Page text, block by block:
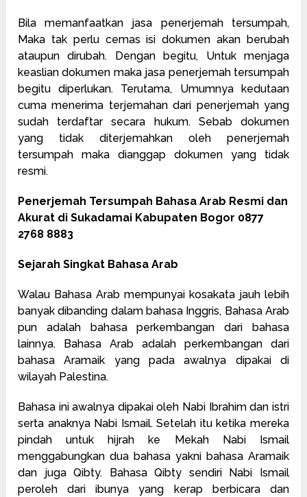
Bila memanfaatkan jasa penerjemah tersumpah,
Maka tak perlu cemas isi dokumen akan berubah
ataupun dirubah. Dengan begitu, Untuk menjaga
keaslian dokumen maka jasa penerjemah tersumpah
begitu diperlukan. Terutama, Umumnya kedutaan
cuma menerima terjemahan dari penerjemah yang
sudah terdaftar secara hukum. Sebab dokumen
yang tidak diterjemahkan oleh penerjemah
tersumpah maka dianggap dokumen yang tidak
resmi.
Penerjemah Tersumpah Bahasa Arab Resmi dan
Akurat di Sukadamai Kabupaten Bogor 0877
2768 8883
Sejarah Singkat Bahasa Arab
Walau Bahasa Arab mempunyai kosakata jauh lebih
banyak dibanding dalam bahasa Inggris, Bahasa Arab
pun adalah bahasa perkembangan dari bahasa
lainnya. Bahasa Arab adalah perkembangan dari
bahasa Aramaik yang pada awalnya dipakai di
wilayah Palestina.
Bahasa ini awalnya dipakai oleh Nabi Ibrahim dan istri
serta anaknya Nabi Ismail. Setelah itu ketika mereka
pindah untuk hijrah ke Mekah Nabi Ismail
menggabungkan dua bahasa yakni bahasa Aramaik
dan juga Qibty. Bahasa Qibty sendiri Nabi Ismail
peroleh dari ibunya yang kerap berbicara dan